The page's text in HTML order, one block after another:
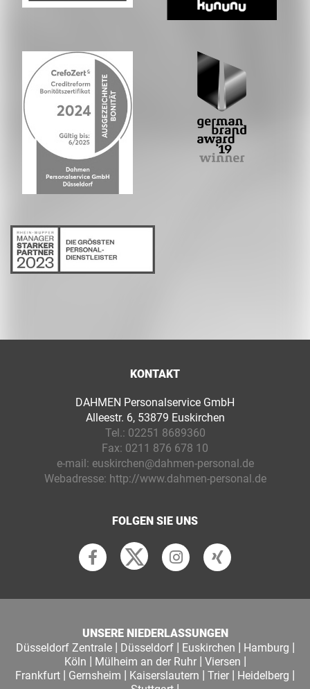
KONTAKT
DAHMEN Personalservice GmbH
Alleestr. 6, 53879 Euskirchen
Tel.: 02251 8689360
Fax: 0211 876 678 10
e-mail: euskirchen@dahmen-personal.de
Webadresse: http://www.dahmen-personal.de
FOLGEN SIE UNS
UNSERE NIEDERLASSUNGEN
Düsseldorf Zentrale| Düsseldorf| Euskirchen | Hamburg |
Köln | Mülheim an der Ruhr| Viersen |
Frankfurt | Gernsheim | Kaiserslautern | Trier | Heidelberg |